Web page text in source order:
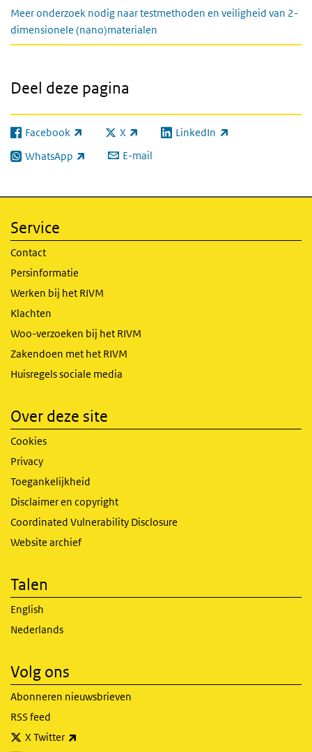
Meer onderzoek nodig naar testmethoden en veiligheid van 2-
dimensionele (nano)materialen
Deel deze pagina
Facebook
(externe link) X
(externe link) LinkedIn
(externe link)
WhatsApp
(externe link) E-mail
Service
Contact
Persinformatie
Werken bij het RIVM
Klachten
Woo-verzoeken bij het RIVM
Zakendoen met het RIVM
Huisregels sociale media
Over deze site
Cookies
Privacy
Toegankelijkheid
Disclaimer en copyright
Coordinated Vulnerability Disclosure
Website archief
Talen
English
Nederlands
Volg ons
Abonneren nieuwsbrieven
RSS feed
X Twitter